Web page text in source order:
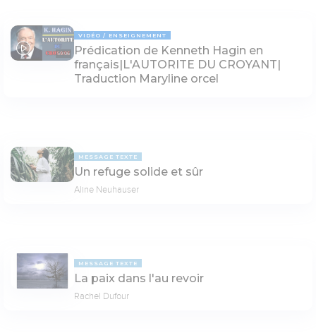
59:06
VIDÉO ENSEIGNEMENT
Prédication de Kenneth Hagin en
français|L'AUTORITE DU CROYANT|
Traduction Maryline orcel
MESSAGE TEXTE
Un refuge solide et sûr
Aline Neuhauser
MESSAGE TEXTE
La paix dans l'au revoir
Rachel Dufour